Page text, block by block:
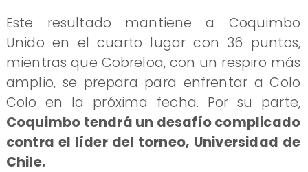
Este resultado mantiene a Coquimbo
Unido en el cuarto lugar con 36 puntos,
mientras que Cobreloa, con un respiro más
amplio, se prepara para enfrentar a Colo
Colo en la próxima fecha. Por su parte,
Coquimbo tendrá un desafío complicado
contra el líder del torneo, Universidad de
Chile.